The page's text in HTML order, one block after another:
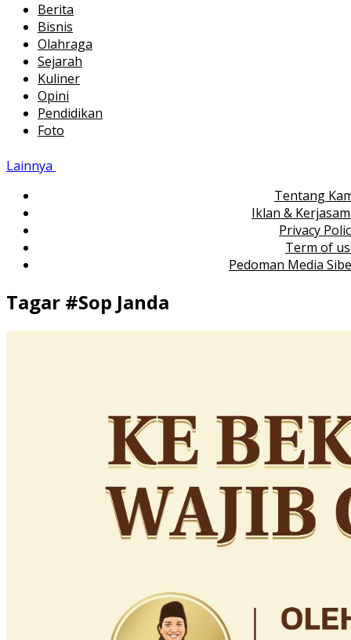
Berita
Bisnis
Olahraga
Sejarah
Kuliner
Opini
Pendidikan
Foto
Lainnya
Tentang
Iklan &
Privacy
Term of
Pedoman Media
Tagar #Sop Janda